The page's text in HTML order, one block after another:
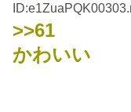
>>61
かわいい